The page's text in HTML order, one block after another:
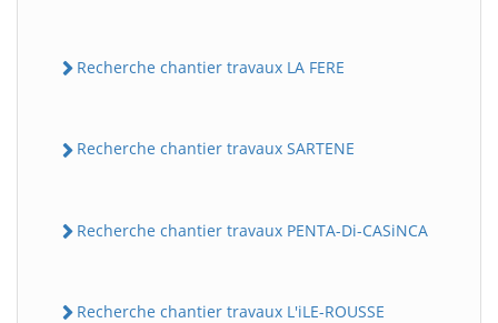
Recherche chantier travaux LA FERE
Recherche chantier travaux SARTENE
Recherche chantier travaux PENTA-Di-CASiNCA
Recherche chantier travaux L'iLE-ROUSSE